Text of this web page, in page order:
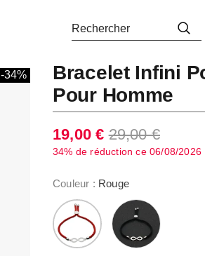
-34%
Bracelet Infini
Pour Homme
19,00 € 29,00 €
34% de réduction ce 06/08/2026
Couleur : Rouge